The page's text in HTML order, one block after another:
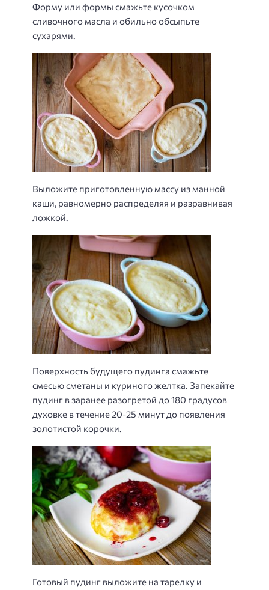
Форму или формы смажьте кусочком
сливочного масла и обильно обсыпьте
сухарями.
Выложите приготовленную массу из манной
каши, равномерно распределяя и разравнивая
ложкой.
Поверхность будущего пудинга смажьте
смесью сметаны и куриного желтка. Запекайте
пудинг в заранее разогретой до 180 градусов
духовке в течение 20-25 минут до появления
золотистой корочки.
Готовый пудинг выложите на тарелку и